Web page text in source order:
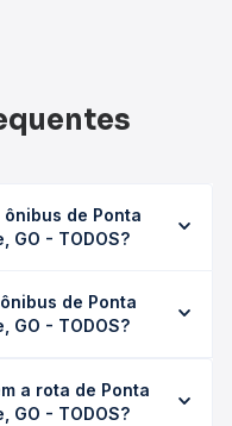
de Ponta
GO - TODOS?
0 horas, podendo
serviço (convencional,
desejada.
de Ponta
GO - TODOS?
em média não
da viagem, a
a rota de Ponta
GO - TODOS?